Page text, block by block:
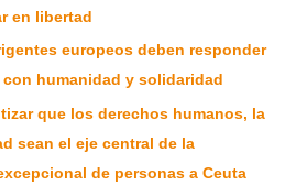
en libertad
europeos deben responder
humanidad y solidaridad
que los derechos humanos, la
sean el eje central de la
de personas a Ceuta